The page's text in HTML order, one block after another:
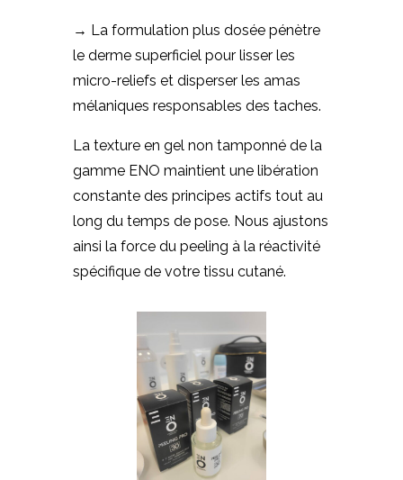
→ La formulation plus dosée pénètre
le derme superficiel pour lisser les
micro-reliefs et disperser les amas
mélaniques responsables des taches.
La texture en gel non tamponné de la
gamme ENO maintient une libération
constante des principes actifs tout au
long du temps de pose. Nous ajustons
ainsi la force du peeling à la réactivité
spécifique de votre tissu cutané.